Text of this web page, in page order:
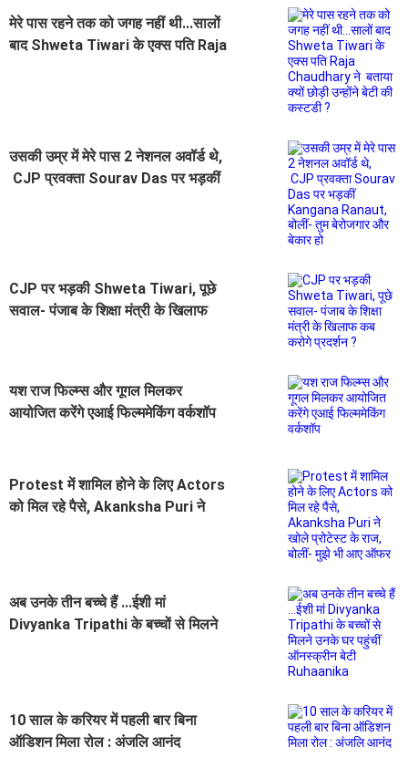
मेरे पास रहने तक को जगह नहीं थी...सालों
बाद Shweta Tiwari के एक्स पति Raja
उसकी उम्र में मेरे पास 2 नेशनल अवॉर्ड थे,
CJP प्रवक्ता Sourav Das पर भड़कीं
CJP पर भड़की Shweta Tiwari, पूछे
सवाल- पंजाब के शिक्षा मंत्री के खिलाफ
यश राज फिल्म्स और गूगल मिलकर
आयोजित करेंगे एआई फिल्ममेकिंग वर्कशॉप
Protest में शामिल होने के लिए Actors
को मिल रहे पैसे, Akanksha Puri ने
अब उनके तीन बच्चे हैं ...ईशी मां
Divyanka Tripathi के बच्चों से मिलने
10 साल के करियर में पहली बार बिना
ऑडिशन मिला रोल : अंजलि आनंद